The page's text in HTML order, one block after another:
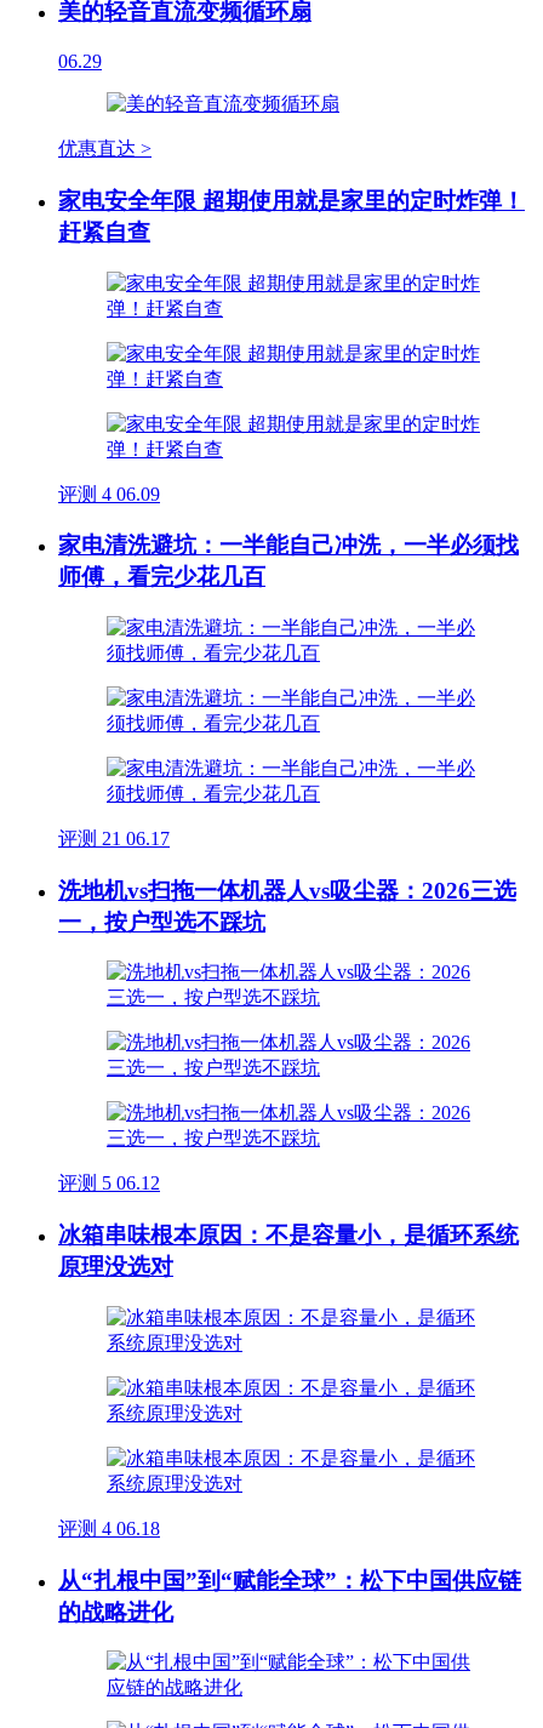
美的轻音直流变频循环扇
06.29
优惠直达 >
家电安全年限 超期使用就是家里的定时炸弹！
赶紧自查
评测 4 06.09
家电清洗避坑：一半能自己冲洗，一半必须找
师傅，看完少花几百
评测 21 06.17
洗地机vs扫拖一体机器人vs吸尘器：2026三选
一，按户型选不踩坑
评测 5 06.12
冰箱串味根本原因：不是容量小，是循环系统
原理没选对
评测 4 06.18
从“扎根中国”到“赋能全球”：松下中国供应链
的战略进化